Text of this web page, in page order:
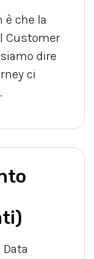
è che la
Customer
dire
ci
Data